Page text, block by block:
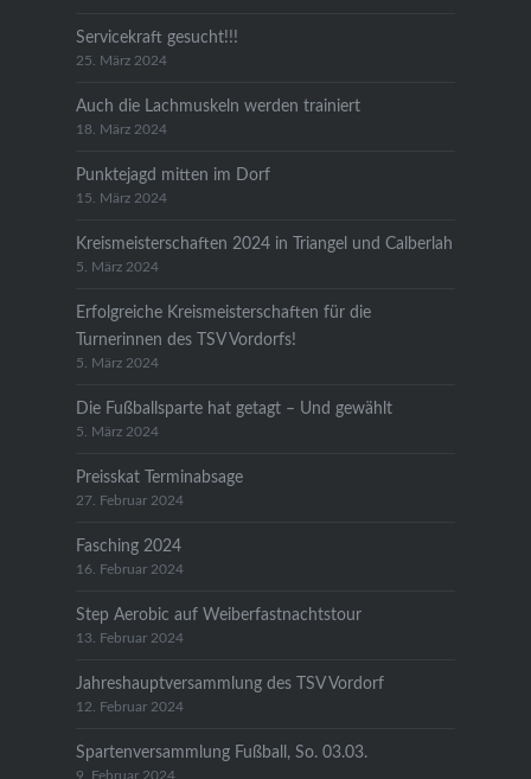
Servicekraft gesucht!!!
25. März 2024
Auch die Lachmuskeln werden trainiert
18. März 2024
Punktejagd mitten im Dorf
15. März 2024
Kreismeisterschaften 2024 in Triangel und Calberlah
5. März 2024
Erfolgreiche Kreismeisterschaften für die
Turnerinnen des TSV Vordorfs!
5. März 2024
Die Fußballsparte hat getagt – Und gewählt
5. März 2024
Preisskat Terminabsage
27. Februar 2024
Fasching 2024
16. Februar 2024
Step Aerobic auf Weiberfastnachtstour
13. Februar 2024
Jahreshauptversammlung des TSV Vordorf
12. Februar 2024
Spartenversammlung Fußball, So. 03.03.
9. Februar 2024